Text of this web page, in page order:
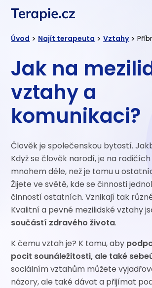
Úvod > Najít terapeuta > Vztahy >
Jak na
vztahy a
komunikaci?
Člověk je společenskou bytostí.
Když se člověk narodí, je na
mnohem déle, než je tomu u
Žijete ve světě, kde se činnosti
činností ostatních. Vznikají tak
Kvalitní a pevné mezilidské vztahy
součástí zdravého života.
K čemu vztah je? K tomu, aby
pocit sounáležitosti, ale také
sociálním vztahům můžete
názory, ale také dávat a přijímat